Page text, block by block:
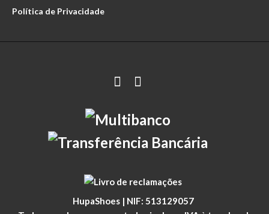
Política de Privacidade
HupaShoes | NIF: 513129057